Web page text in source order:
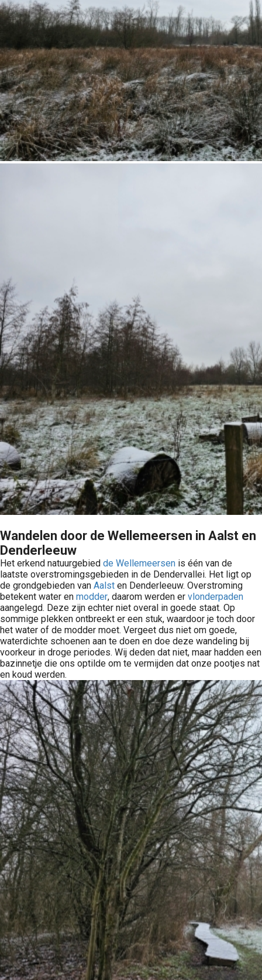
Wandelen door de Wellemeersen in Aalst en
Denderleeuw
Het erkend natuurgebied de Wellemeersen is één van de
laatste overstromingsgebieden in de Dendervallei. Het ligt op
de grondgebieden van Aalst en Denderleeuw. Overstroming
betekent water en modder, daarom werden er vlonderpaden
aangelegd. Deze zijn echter niet overal in goede staat. Op
sommige plekken ontbreekt er een stuk, waardoor je toch door
het water of de modder moet. Vergeet dus niet om goede,
waterdichte schoenen aan te doen en doe deze wandeling bij
voorkeur in droge periodes. Wij deden dat niet, maar hadden een
bazinnetje die ons optilde om te vermijden dat onze pootjes nat
en koud werden.